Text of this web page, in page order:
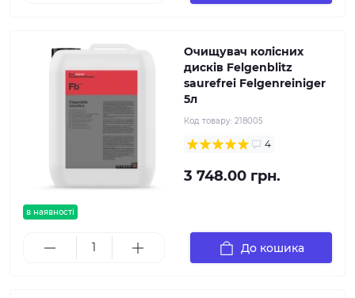
в наявності
Очищувач колісних
дисків Felgenblitz
saurefrei Felgenreiniger
5л
Код товару: 218005
4
3 748.00 грн.
До кошика